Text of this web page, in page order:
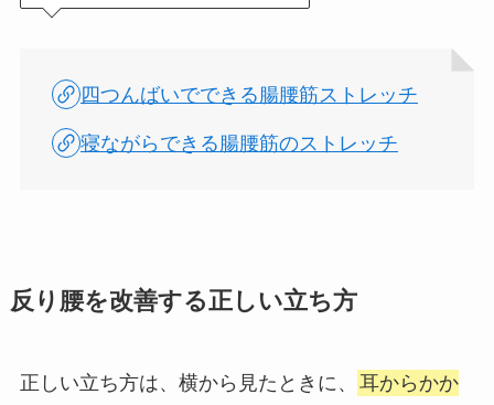
四つんばいでできる腸腰筋ストレッチ
寝ながらできる腸腰筋のストレッチ
反り腰を改善する正しい立ち方
正しい立ち方は、横から見たときに、
耳からかか